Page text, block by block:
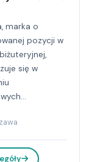
marka o
pozycji w
się w